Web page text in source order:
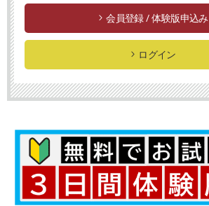
会員登録 / 体験版申込み
ログイン